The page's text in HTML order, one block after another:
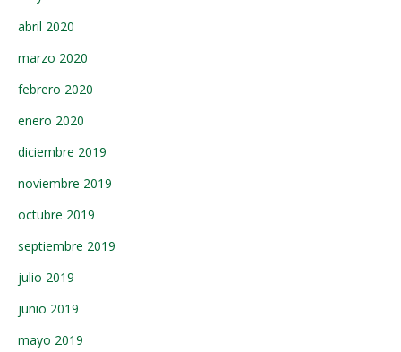
abril 2020
marzo 2020
febrero 2020
enero 2020
diciembre 2019
noviembre 2019
octubre 2019
septiembre 2019
julio 2019
junio 2019
mayo 2019